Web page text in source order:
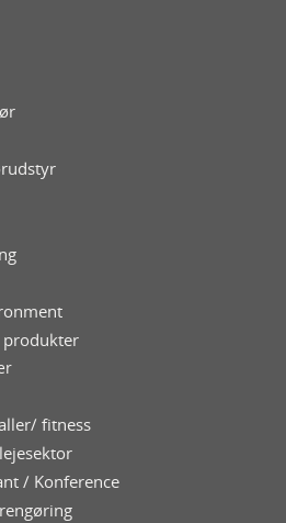
fitness
/ Konference